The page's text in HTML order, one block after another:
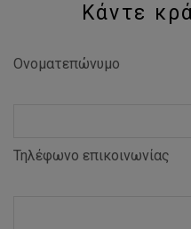
Κάντε
Ονοματεπώνυμο
Τηλέφωνο επικοινωνίας